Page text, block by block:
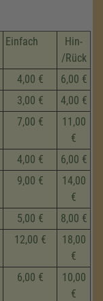
Einfach
Hin-
/Rück
4,00 €
6,00 €
3,00 €
4,00 €
7,00 €
11,00
€
4,00 €
6,00 €
9,00 €
14,00
€
5,00 €
8,00 €
12,00 €
18,00
€
6,00 €
10,00
€